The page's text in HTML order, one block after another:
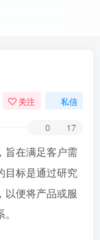
关注 私信
0 17
旨在满足客户需
目标是通过研究
以便将产品或服